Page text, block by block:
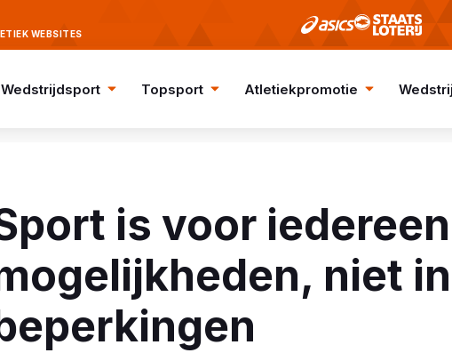
WEBSITES
Wedstrijdsport Topsport Atletiekpromotie
is voor
niet in